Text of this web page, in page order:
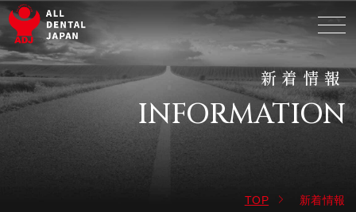
新着情報
INFORMATION
TOP 新着情報